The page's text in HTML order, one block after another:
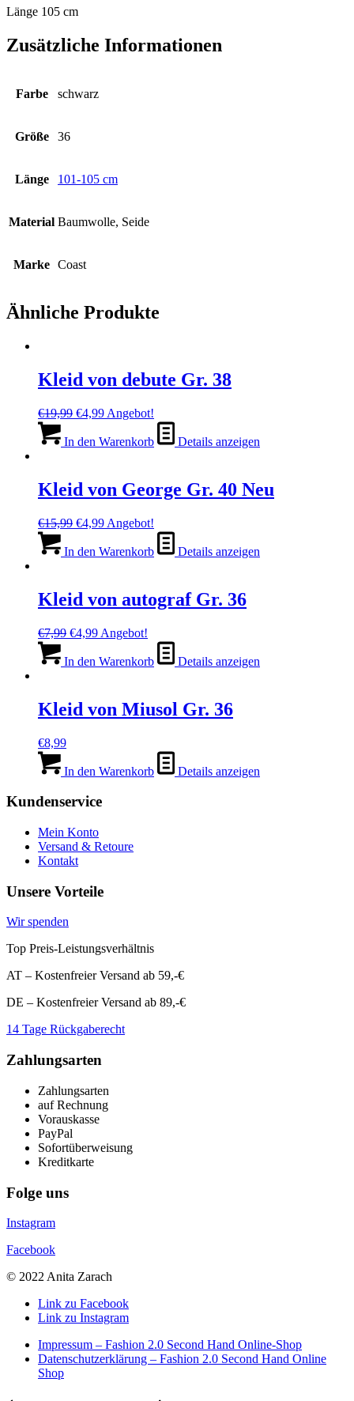
Länge 105 cm
Zusätzliche Informationen
Farbe schwarz
Größe 36
Länge 101-105 cm
Material Baumwolle, Seide
Marke Coast
Ähnliche Produkte
Kleid von debute Gr. 38
€19,99 Ursprünglicher
war:
€4,99Aktueller
ist:
Angebot!
In den Warenkorb Details anzeigen
Kleid von George Gr. 40 Neu
€15,99 Ursprünglicher
war:
€4,99Aktueller
ist:
Angebot!
In den Warenkorb Details anzeigen
Kleid von autograf Gr. 36
€7,99 Ursprünglicher
war:
€4,99Aktueller
ist:
Angebot!
In den Warenkorb Details anzeigen
Kleid von Miusol Gr. 36
€8,99
In den Warenkorb Details anzeigen
Kundenservice
Mein Konto
Versand & Retoure
Kontakt
Unsere Vorteile
Wir spenden
Top Preis-Leistungsverhältnis
AT – Kostenfreier Versand ab 59,-€
DE – Kostenfreier Versand ab 89,-€
14 Tage Rückgaberecht
Zahlungsarten
Zahlungsarten
auf Rechnung
Vorauskasse
PayPal
Sofortüberweisung
Kreditkarte
Folge uns
Instagram
Facebook
© 2022 Anita Zarach
Link zu Facebook
Link zu Instagram
Impressum – Fashion 2.0 Second Hand Online-Shop
Datenschutzerklärung – Fashion 2.0 Second Hand Online
Shop